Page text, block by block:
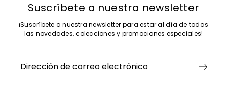
Suscríbete a nuestra newsletter
¡Suscríbete a nuestra newsletter para estar al día de todas
las novedades, colecciones y promociones especiales!
Dirección de correo electrónico